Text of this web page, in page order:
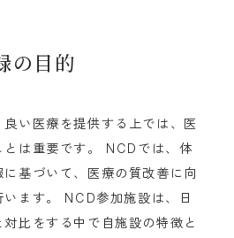
の目的
い医療を提供する上では、医
とは重要です。 NCDでは、体
基づいて、医療の質改善に向
ます。 NCD参加施設は、日
比をする中で自施設の特徴と